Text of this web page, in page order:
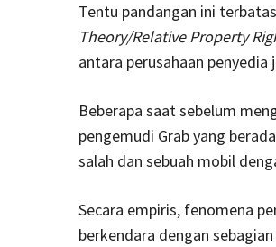
Tentu pandangan ini
Theory/Relative Property
antara perusahaan
Beberapa saat sebelum
pengemudi Grab yang
salah dan sebuah mobil
Secara empiris, fenomena
berkendara dengan